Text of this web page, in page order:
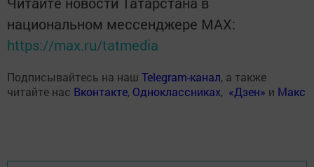
национальном мессенджере MАХ:
https://max.ru/tatmedia
Подписывайтесь на наш Telegram-канал, а также
читайте нас Вконтакте, Одноклассниках, «Дзен» и Макс